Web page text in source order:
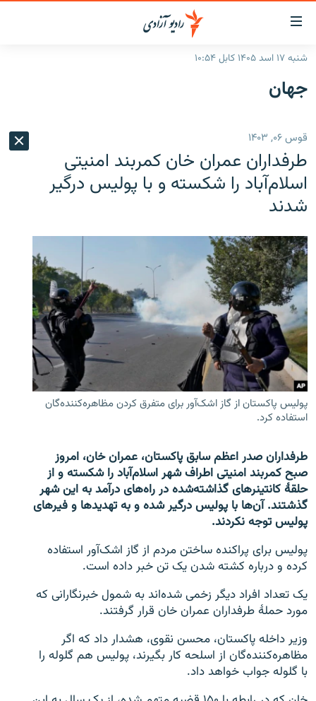
لینک‌های
قابل
دسترسی
به
بازگشت
منوی
اصلی
مراجعه
صفحه
جستجو
گزارش‌ها
منطقه
شرق میانه
جهان
افغانستان
جهان
جدول نشرات
مصاحبه‌ها
برنامه‌ها
ورزش
بحران مهاجرت
'کووید-۱۹'
تماس
صفحه پشتو
Azadi English
همۀ سایت‌های رادیو آزادی/ رادیو اروپای آزاد
شنبه ۱۷ اسد ۱۴۰۵ کابل ۱۰:۵۴
جهان
قوس ۰۶, ۱۴۰۳
طرفداران عمران خان کمر‌بند امنیتی
اسلام‌آباد را شکسته و با پولیس درگیر
شدند
پولیس پاکستان از گاز اشک‌آور برای متفرق کردن مظاهره‌کننده‌گان
استفاده کرد.
طرفداران صدر اعظم سابق پاکستان، عمران خان، امروز
صبح کمر‌بند امنیتی اطراف شهر اسلام‌آباد را شکسته و از
حلقۀ کانتینرهای گذاشته‌شده در راه‌های درآمد به این شهر
گذشتند. آن‌ها با پولیس درگیر شده و به تهدیدها و فیرهای
پولیس توجه نکردند.
پولیس برای پراکنده ساختن مردم از گاز اشک‌آور استفاده
کرده و درباره کشته شدن یک تن خبر داده است.
یک تعداد افراد دیگر زخمی شده‌اند به شمول خبرنگارانی که
مورد حملۀ طرفداران عمران خان قرار گرفتند.
وزیر داخله پاکستان، محسن نقوی، هشدار داد که اگر
مظاهره‌کننده‌گان از اسلحه کار بگیرند، پولیس هم گلوله را
با گلوله جواب خواهد داد.